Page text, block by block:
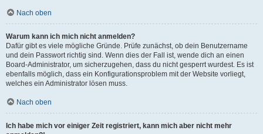
Nach oben
Warum kann ich mich nicht anmelden?
Dafür gibt es viele mögliche Gründe. Prüfe zunächst, ob dein Benutzername
und dein Passwort richtig sind. Wenn dies der Fall ist, wende dich an einen
Board-Administrator, um sicherzugehen, dass du nicht gesperrt wurdest. Es ist
ebenfalls möglich, dass ein Konfigurationsproblem mit der Website vorliegt,
welches ein Administrator lösen muss.
Nach oben
Ich habe mich vor einiger Zeit registriert, kann mich aber nicht mehr